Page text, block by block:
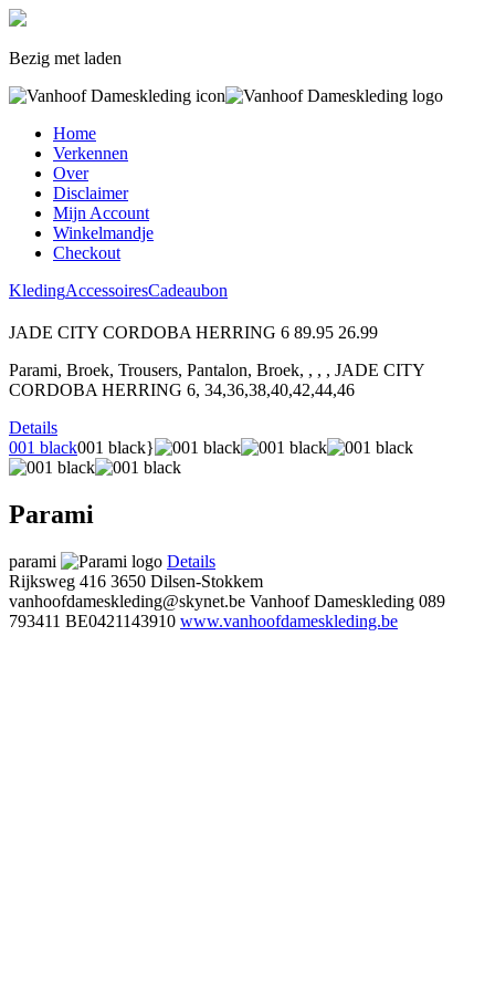
Bezig met laden
Home
Verkennen
Over
Disclaimer
Mijn Account
Winkelmandje
Checkout
KledingAccessoiresCadeaubon
JADE CITY CORDOBA HERRING 6 89.95 26.99
Parami, Broek, Trousers, Pantalon, Broek, , , , JADE CITY
CORDOBA HERRING 6, 34,36,38,40,42,44,46
Details
001 black001 black}
Parami
parami
Details
Rijksweg 416 3650 Dilsen-Stokkem
vanhoofdameskleding@skynet.be Vanhoof Dameskleding 089
793411 BE0421143910 www.vanhoofdameskleding.be